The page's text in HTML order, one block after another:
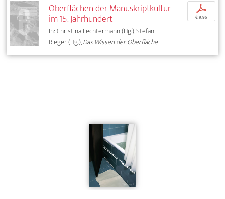
Oberflächen der Manuskriptkultur
im 15. Jahrhundert
In: Christina Lechtermann (Hg.), Stefan
Rieger (Hg.),Das Wissen der Oberfläche
p
€ 9,95